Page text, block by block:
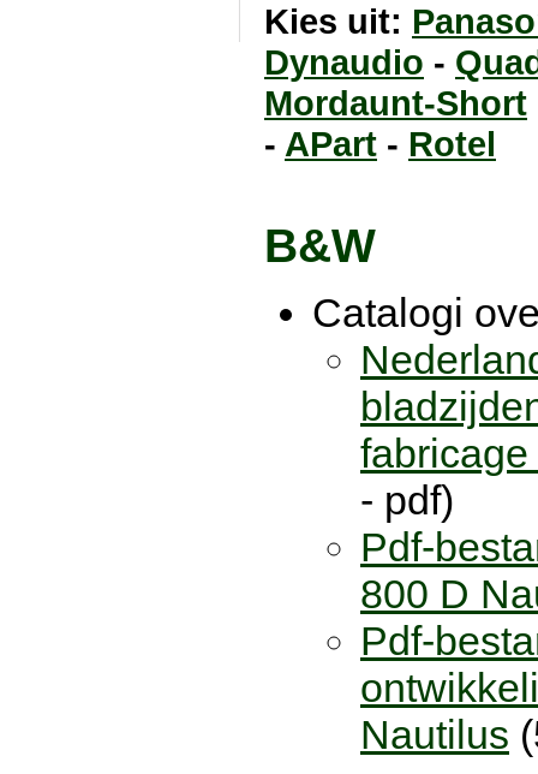
Kies uit:
Dynaudio -
Mordaunt-Short
- APart - Rotel
B&W
Catalogi
- pdf)
Pdf-
800 D
Pdf-
Nautilus